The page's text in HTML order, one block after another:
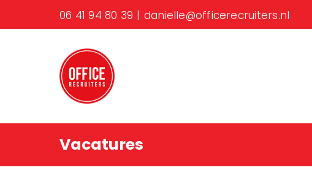
06 41 94 80 39 | danielle@officerecruiters.nl
Vacatures